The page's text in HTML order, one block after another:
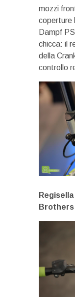
mozzi
coperture
Dampf
chicca: il
della
controllo